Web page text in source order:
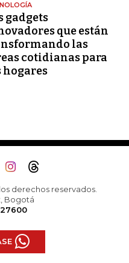
gadgets
que están
las
cotidianas para
hogares
derechos reservados.
Bogotá